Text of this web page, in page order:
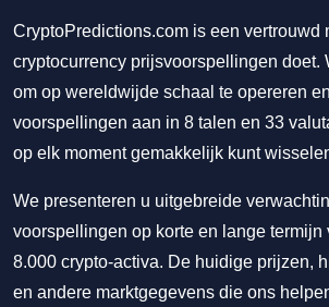
CryptoPredictions.com is een vertrouwd
cryptocurrency prijsvoorspellingen doet.
om op wereldwijde schaal te opereren
voorspellingen aan in 8 talen en 33
op elk moment gemakkelijk kunt
We presenteren u uitgebreide
voorspellingen op korte en lange termijn
8.000 crypto-activa. De huidige prijzen,
en andere marktgegevens die ons